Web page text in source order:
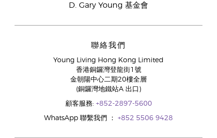
D. Gary Young 基金會
聯絡我們
Young Living Hong Kong Limited
香港銅鑼灣登龍街1號
金朝陽中心二期20樓全層
(銅鑼灣地鐵站A 出口)
顧客服務: +852-2897-5600
WhatsApp 聯繫我們 ： +852 5506 9428